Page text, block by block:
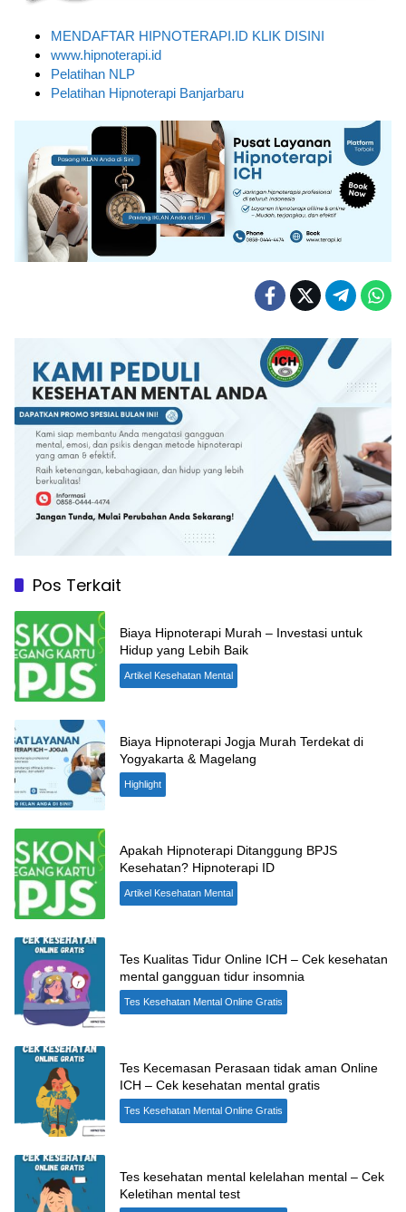
MENDAFTAR HIPNOTERAPI.ID KLIK DISINI
www.hipnoterapi.id
Pelatihan NLP
Pelatihan Hipnoterapi Banjarbaru
Pos Terkait
Biaya Hipnoterapi Murah – Investasi untuk
Hidup yang Lebih Baik
Artikel Kesehatan Mental
Biaya Hipnoterapi Jogja Murah Terdekat di
Yogyakarta & Magelang
Highlight
Apakah Hipnoterapi Ditanggung BPJS
Kesehatan? Hipnoterapi ID
Artikel Kesehatan Mental
Tes Kualitas Tidur Online ICH – Cek kesehatan
mental gangguan tidur insomnia
Tes Kesehatan Mental Online Gratis
Tes Kecemasan Perasaan tidak aman Online
ICH – Cek kesehatan mental gratis
Tes Kesehatan Mental Online Gratis
Tes kesehatan mental kelelahan mental – Cek
Keletihan mental test